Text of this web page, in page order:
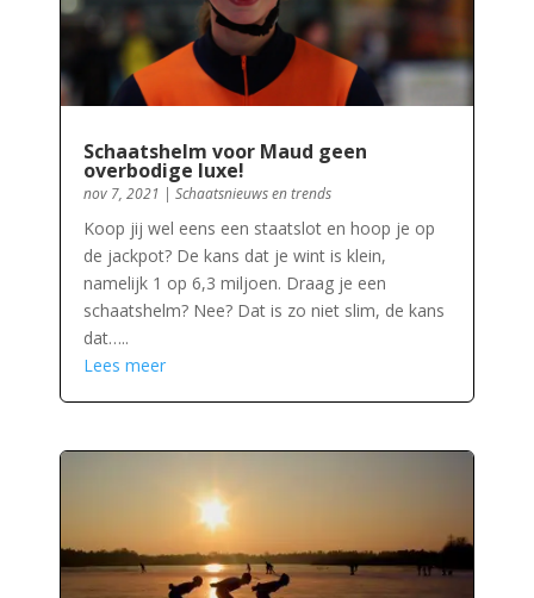
Schaatshelm voor Maud geen
overbodige luxe!
nov 7, 2021 | Schaatsnieuws en trends
Koop jij wel eens een staatslot en hoop je op
de jackpot? De kans dat je wint is klein,
namelijk 1 op 6,3 miljoen. Draag je een
schaatshelm? Nee? Dat is zo niet slim, de kans
dat…..
Lees meer